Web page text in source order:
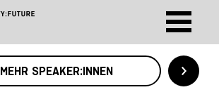
MEHR SPEAKER:INNEN